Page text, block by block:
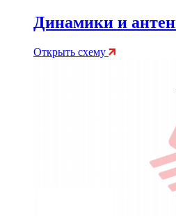
Динамики и
Открыть схему